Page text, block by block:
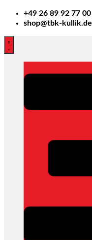
+49 26 89 92 77 00
shop@tbk-kullik.de